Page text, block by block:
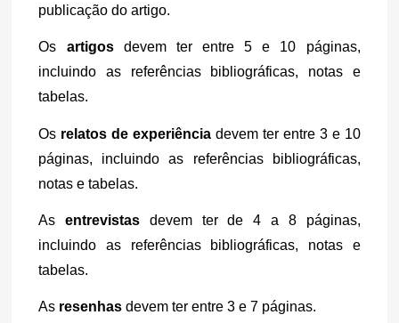
publicação do artigo.
Os artigos devem ter entre 5 e 10 páginas,
incluindo as referências bibliográficas, notas e
tabelas.
Os relatos de experiência devem ter entre 3 e 10
páginas, incluindo as referências bibliográficas,
notas e tabelas.
As entrevistas devem ter de 4 a 8 páginas,
incluindo as referências bibliográficas, notas e
tabelas.
As resenhas devem ter entre 3 e 7 páginas.